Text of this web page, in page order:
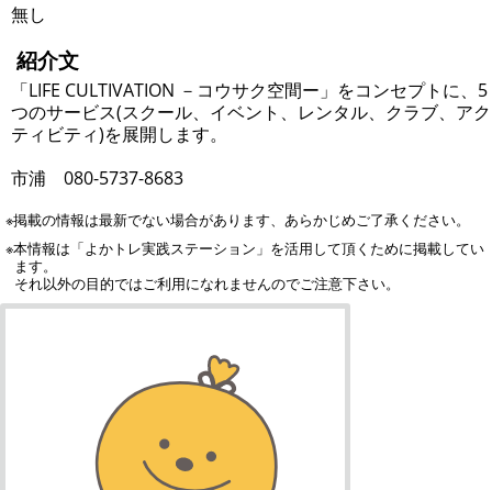
無し
紹介文
「LIFE CULTIVATION －コウサク空間ー」をコンセプトに、5
つのサービス(スクール、イベント、レンタル、クラブ、アク
ティビティ)を展開します。
市浦 080-5737-8683
※掲載の情報は最新でない場合があります、あらかじめご了承ください。
※本情報は「よかトレ実践ステーション」を活用して頂くために掲載してい
ます。
それ以外の目的ではご利用になれませんのでご注意下さい。